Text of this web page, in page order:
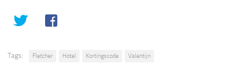
Tags: Fletcher Hotel Kortingscode Valentijn